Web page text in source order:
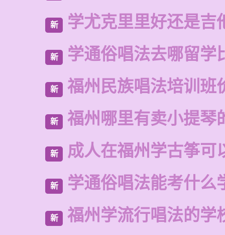
新 学尤克里里好还是吉
新 学通俗唱法去哪留学
新 福州民族唱法培训班
新 福州哪里有卖小提琴
新 成人在福州学古筝可
新 学通俗唱法能考什么
新 福州学流行唱法的学